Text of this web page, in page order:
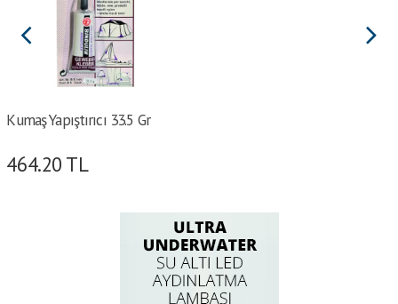
Kumaş Yapıştırıcı 33.5 Gr
464.20 TL